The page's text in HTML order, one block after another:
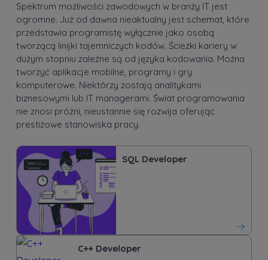
Spektrum możliwości zawodowych w branży IT jest
ogromne. Już od dawna nieaktualny jest schemat, które
przedstawia programistę wyłącznie jako osobą
tworzącą linijki tajemniczych kodów. Ścieżki kariery w
dużym stopniu zależne są od języka kodowania. Można
tworzyć aplikacje mobilne, programy i gry
komputerowe. Niektórzy zostają analitykami
biznesowymi lub IT managerami. Świat programowania
nie znosi próżni, nieustannie się rozwija oferując
prestiżowe stanowiska pracy.
SQL Developer
C++ Developer